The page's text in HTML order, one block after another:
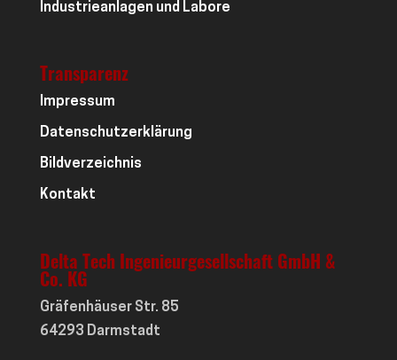
Industrieanlagen und Labore
Transparenz
Impressum
Datenschutzerklärung
Bildverzeichnis
Kontakt
Delta Tech Ingenieurgesellschaft GmbH &
Co. KG
Gräfenhäuser Str. 85
64293 Darmstadt